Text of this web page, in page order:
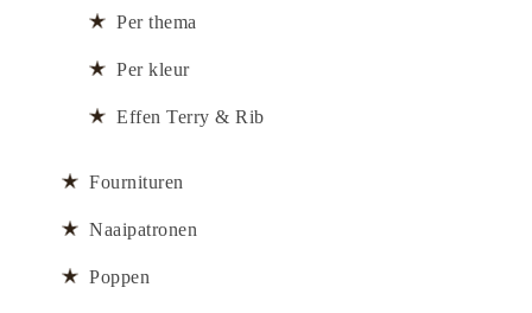
Per thema
Per kleur
Effen Terry & Rib
Fournituren
Naaipatronen
Poppen